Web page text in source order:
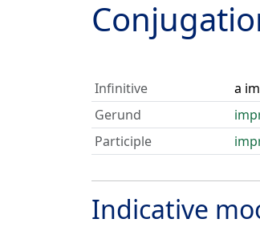
Infinitive
a
Gerund
Participle
Indicative